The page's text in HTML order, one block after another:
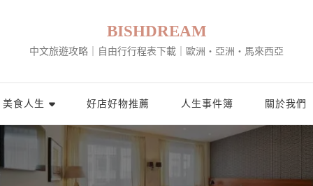
BISHDREAM
中文旅遊攻略｜自由行行程表下載｜歐洲・亞洲・馬來西亞
美食人生 好店好物推薦 人生事件簿 關於我們